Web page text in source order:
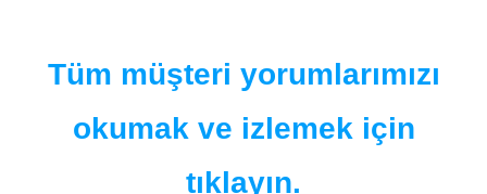
Tüm müşteri yorumlarımızı
okumak ve izlemek için
tıklayın.